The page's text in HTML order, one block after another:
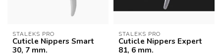
STALEKS PRO
Cuticle Nippers Smart
30, 7 mm.
STALEKS PRO
Cuticle Nippers Expert
81, 6 mm.